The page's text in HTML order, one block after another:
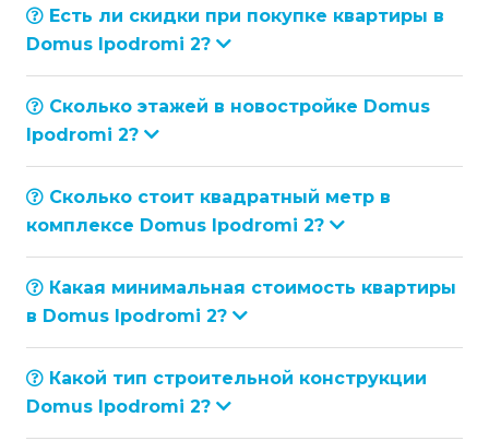
Есть ли скидки при покупке квартиры в
Domus Ipodromi 2?
Сколько этажей в новостройке Domus
Ipodromi 2?
Сколько стоит квадратный метр в
комплексе Domus Ipodromi 2?
Какая минимальная стоимость квартиры
в Domus Ipodromi 2?
Какой тип строительной конструкции
Domus Ipodromi 2?